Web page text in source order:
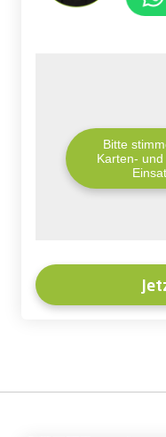
Bitte
Karten-